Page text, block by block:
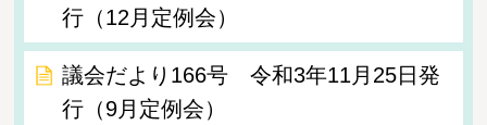
行（12月定例会）
議会だより166号 令和3年11月25日発
行（9月定例会）